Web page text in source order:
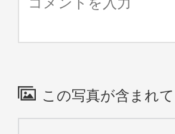
この写真が含まれ